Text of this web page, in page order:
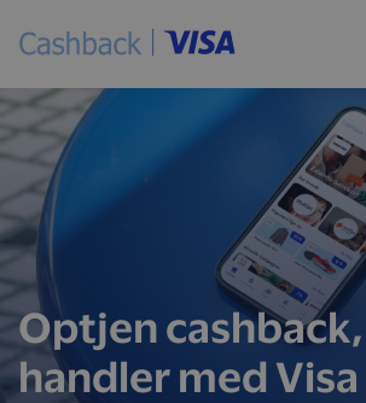
Optjen
handler med Visa